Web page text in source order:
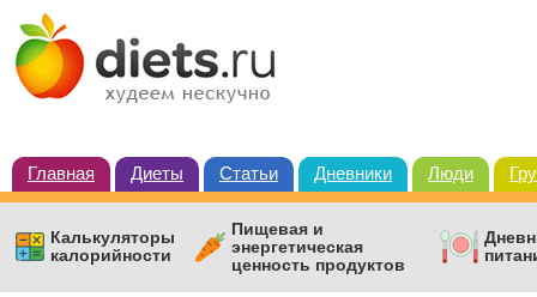
Главная Диеты Статьи Дневники Люди
Калькуляторы
калорийности
Пищевая и
энергетическая
ценность продуктов